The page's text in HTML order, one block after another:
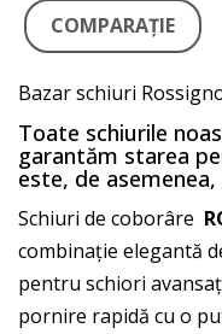
COMPARAŢIE
Bazar schiuri
Toate schiurile
garantăm starea
este, de
Schiuri de coborâre
combinație elegantă
pentru schiori
pornire rapidă cu o